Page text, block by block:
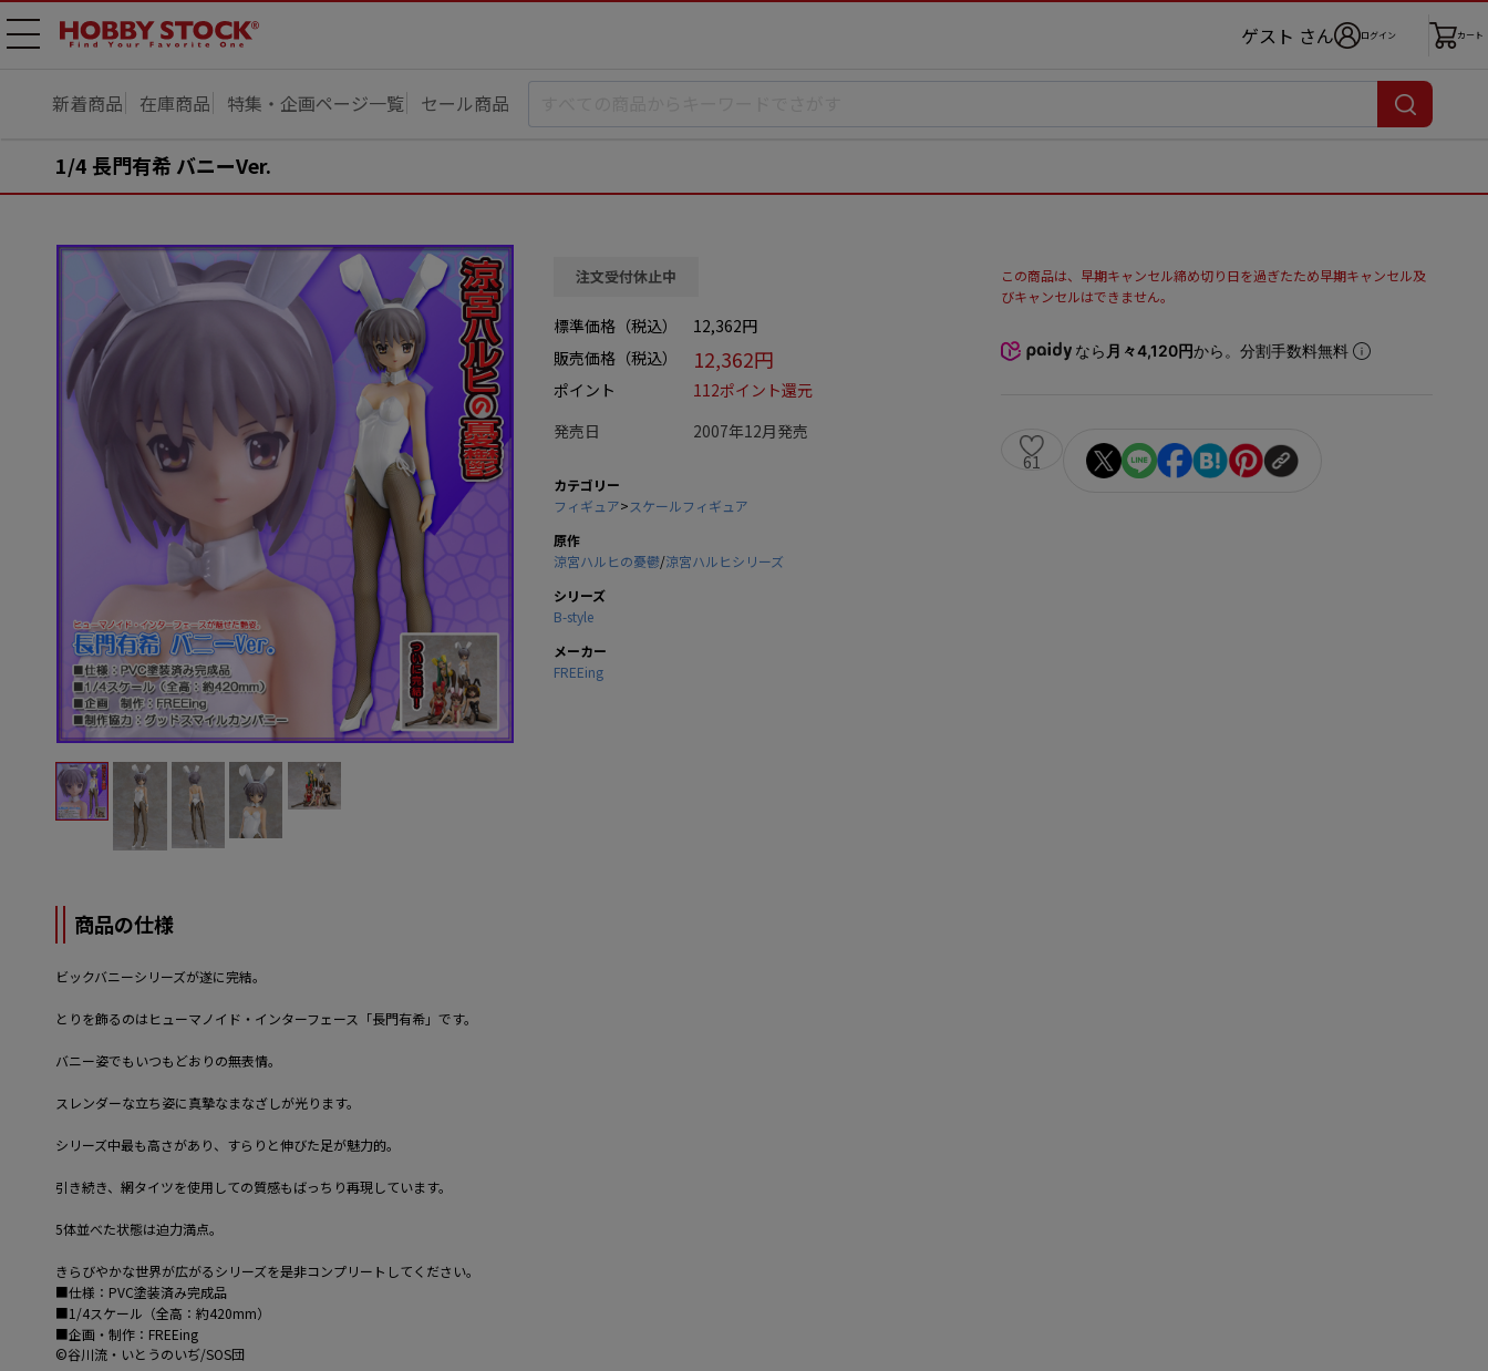
メニ
ゲスト さん ログイン カート
新着商品 在庫商品 特集・企画ページ一覧 セール商品
1/4 長門有希 バニーVer.
注文受付休止中
標準価格（税込）
12,362円
販売価格（税込）
12,362円
ポイント
112ポイント還元
発売日
2007年12月発売
カテゴリー
フィギュア>スケールフィギュア
原作
涼宮ハルヒの憂鬱/涼宮ハルヒシリーズ
シリーズ
B-style
メーカー
FREEing
この商品は、早期キャンセル締め切り日を過ぎたため早期キャンセル及
びキャンセルはできません。
なら 月々4,120円から。分割手数料無料
61
商品の仕様
ビックバニーシリーズが遂に完結。
とりを飾るのはヒューマノイド・インターフェース「長門有希」です。
バニー姿でもいつもどおりの無表情。
スレンダーな立ち姿に真摯なまなざしが光ります。
シリーズ中最も高さがあり、すらりと伸びた足が魅力的。
引き続き、網タイツを使用しての質感もばっちり再現しています。
5体並べた状態は迫力満点。
きらびやかな世界が広がるシリーズを是非コンプリートしてください。
■仕様：PVC塗装済み完成品
■1/4スケール（全高：約420mm）
■企画・制作：FREEing
©谷川流・いとうのいぢ/SOS団